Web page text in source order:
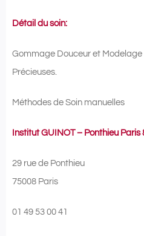
Détail du soin:
Gommage Douceur et Modelage
Précieuses.
Méthodes de Soin manuelles
Institut GUINOT – Ponthieu Paris
29 rue de Ponthieu
75008 Paris
01 49 53 00 41